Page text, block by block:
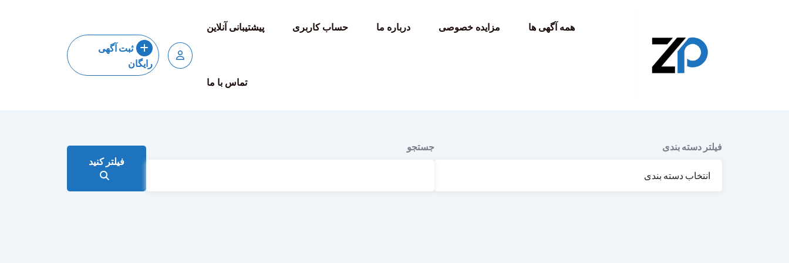
همه آگهی ها مزایده خصوصی درباره ما حساب کاربری پیشتیبانی آنلاین
تماس با ما
ثبت آگهی
رایگان
فیلتر دسته بندی
جستجو
فیلتر کنید